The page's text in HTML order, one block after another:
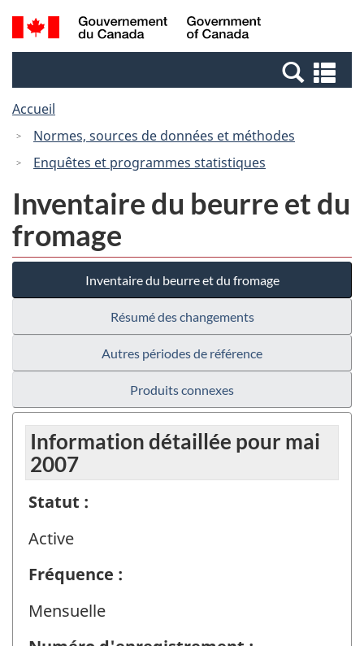
Passer
au
Passer
à
Canada
Recherche
et
et
Accueil
Normes, sources de données et méthodes
Enquêtes et programmes statistiques
Inventaire du beurre et du
fromage
Inventaire du beurre et du fromage
Résumé des changements
Autres périodes de référence
Produits connexes
Information détaillée pour mai
2007
Statut :
Active
Fréquence :
Mensuelle